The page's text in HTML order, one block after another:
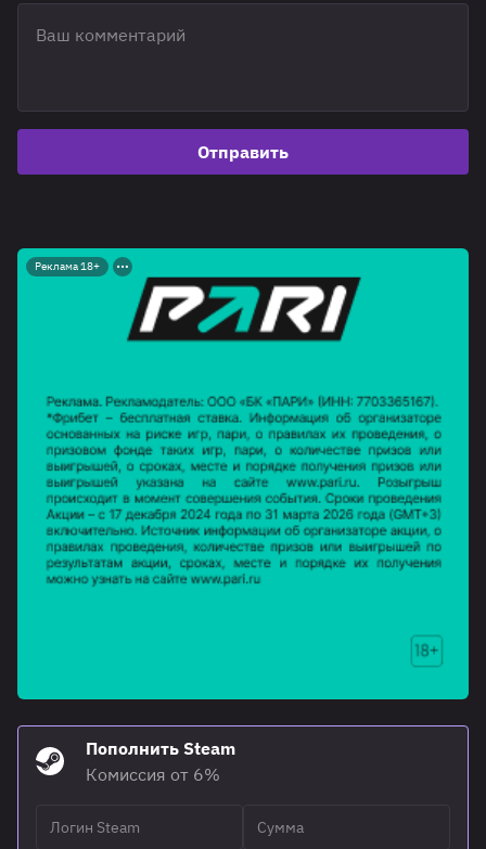
Отправить
Реклама 18+
Пополнить Steam
Комиссия от 6%